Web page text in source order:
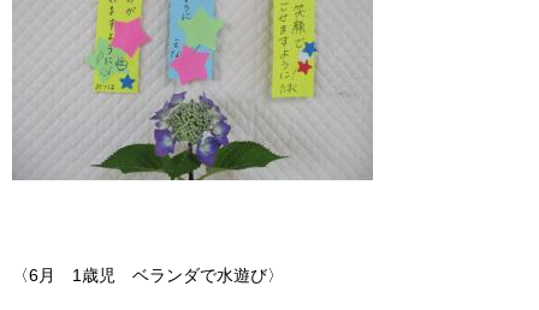
〈6月 1歳児 ベランダで水遊び〉